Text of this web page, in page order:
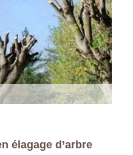
élagage d’arbre